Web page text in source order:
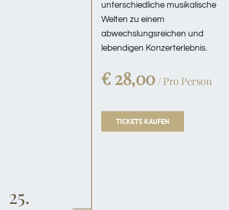
unterschiedliche musikalische
Welten zu einem
abwechslungsreichen und
lebendigen Konzerterlebnis.
€ 28,00/ Pro Person
TICKETS KAUFEN
25.